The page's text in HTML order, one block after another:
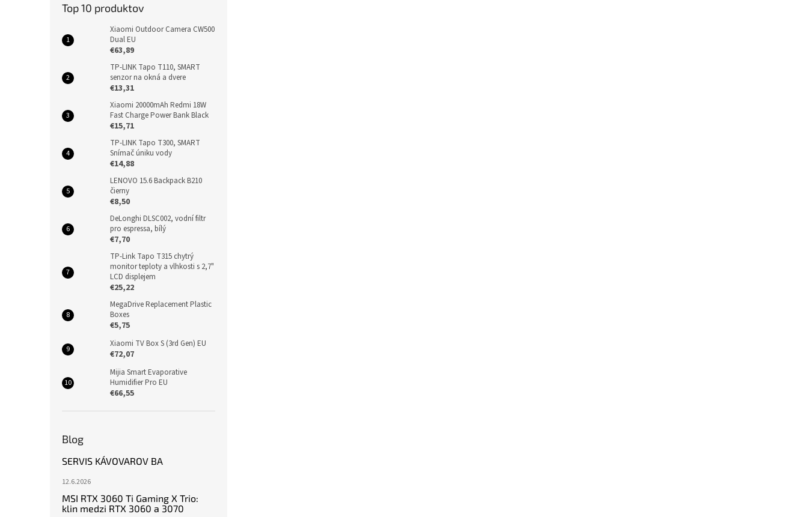
Top 10 produktov
Xiaomi Outdoor Camera CW500
Dual EU
€63,89
TP-LINK Tapo T110, SMART
senzor na okná a dvere
€13,31
Xiaomi 20000mAh Redmi 18W
Fast Charge Power Bank Black
€15,71
TP-LINK Tapo T300, SMART
Snímač úniku vody
€14,88
LENOVO 15.6 Backpack B210
čierny
€8,50
DeLonghi DLSC002, vodní filtr
pro espressa, bílý
€7,70
TP-Link Tapo T315 chytrý
monitor teploty a vlhkosti s 2,7"
LCD displejem
€25,22
MegaDrive Replacement Plastic
Boxes
€5,75
Xiaomi TV Box S (3rd Gen) EU
€72,07
Mijia Smart Evaporative
Humidifier Pro EU
€66,55
Blog
SERVIS KÁVOVAROV BA
12.6.2026
MSI RTX 3060 Ti Gaming X Trio:
klin medzi RTX 3060 a 3070